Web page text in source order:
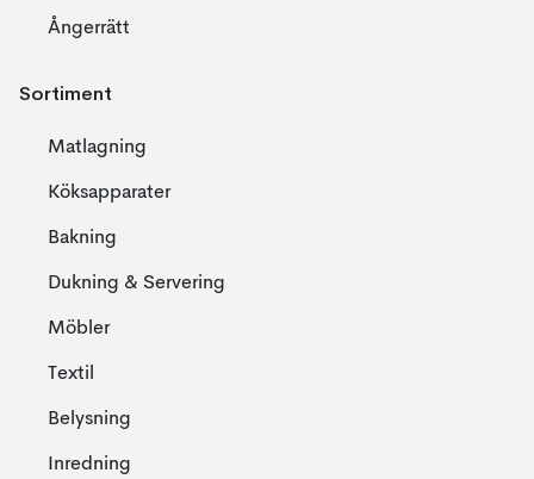
Ångerrätt
Sortiment
Matlagning
Köksapparater
Bakning
Dukning & Servering
Möbler
Textil
Belysning
Inredning